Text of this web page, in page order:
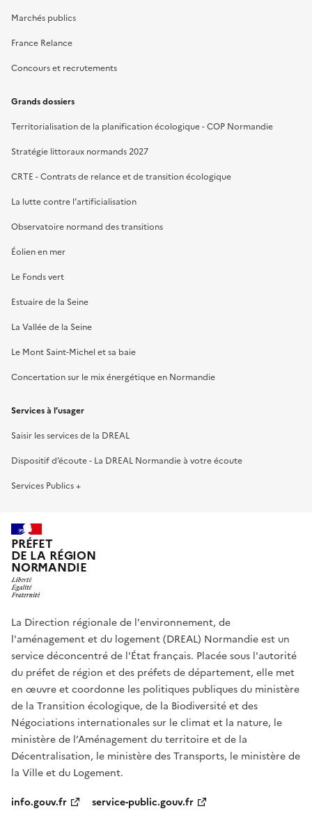
Marchés publics
France Relance
Concours et recrutements
Grands dossiers
Territorialisation de la planification écologique - COP Normandie
Stratégie littoraux normands 2027
CRTE - Contrats de relance et de transition écologique
La lutte contre l’artificialisation
Observatoire normand des transitions
Éolien en mer
Le Fonds vert
Estuaire de la Seine
La Vallée de la Seine
Le Mont Saint-Michel et sa baie
Concertation sur le mix énergétique en Normandie
Services à l’usager
Saisir les services de la DREAL
Dispositif d’écoute - La DREAL Normandie à votre écoute
Services Publics +
PRÉFET
DE LA RÉGION
NORMANDIE
La Direction régionale de l'environnement, de
l'aménagement et du logement (DREAL) Normandie est un
service déconcentré de l'État français. Placée sous l'autorité
du préfet de région et des préfets de département, elle met
en œuvre et coordonne les politiques publiques du ministère
de la Transition écologique, de la Biodiversité et des
Négociations internationales sur le climat et la nature, le
ministère de l’Aménagement du territoire et de la
Décentralisation, le ministère des Transports, le ministère de
la Ville et du Logement.
info.gouv.fr
service-public.gouv.fr